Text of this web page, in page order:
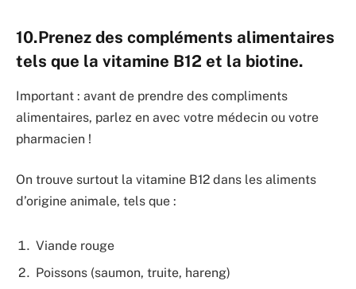
10.Prenez des compléments alimentaires
tels que la vitamine B12 et la biotine.
Important : avant de prendre des compliments
alimentaires, parlez en avec votre médecin ou votre
pharmacien !
On trouve surtout la vitamine B12 dans les aliments
d’origine animale, tels que :
Viande rouge
Poissons (saumon, truite, hareng)